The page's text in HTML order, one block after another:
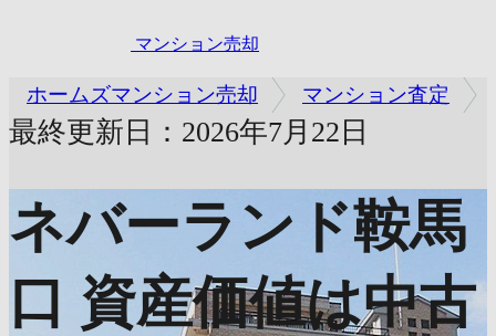
マンション売却
ホームズマンション売却 マンション査定
最終更新日：2026年7月22日
ネバーランド鞍馬
口 資産価値は中古